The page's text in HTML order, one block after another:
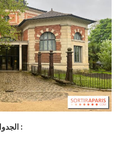
الجدول الزمني للفعاليات الأسبوعية :